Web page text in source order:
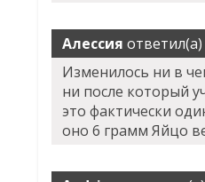
Алессия ответил(а)
Изменилось ни в
ни после который
это фактически
оно 6 грамм Яйцо